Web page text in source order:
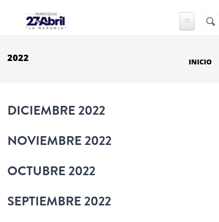
DE
2022 INICIO
DICIEMBRE 2022
NOVIEMBRE 2022
OCTUBRE 2022
SEPTIEMBRE 2022